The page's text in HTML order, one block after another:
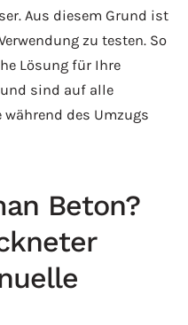
Aus diesem Grund ist
zu testen. So
Lösung für Ihre
sind auf alle
des Umzugs
Beton?